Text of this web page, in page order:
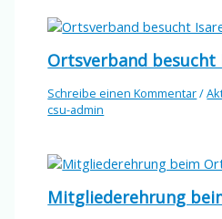
Ortsverband besucht
Schreibe einen Kommentar/
csu-admin
Mitgliederehrung